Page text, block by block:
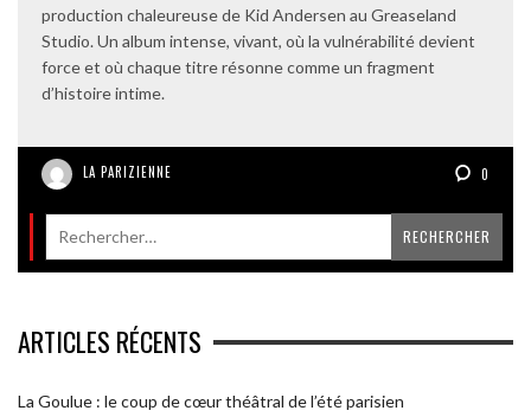
production chaleureuse de Kid Andersen au Greaseland
Studio. Un album intense, vivant, où la vulnérabilité devient
force et où chaque titre résonne comme un fragment
d’histoire intime.
LA PARIZIENNE 0
ARTICLES RÉCENTS
La Goulue : le coup de cœur théâtral de l’été parisien